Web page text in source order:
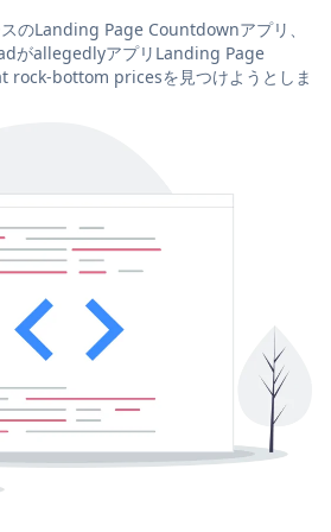
のLanding Page Countdownアプリ、
がallegedlyアプリLanding Page
rock-bottom pricesを見つけようとしま